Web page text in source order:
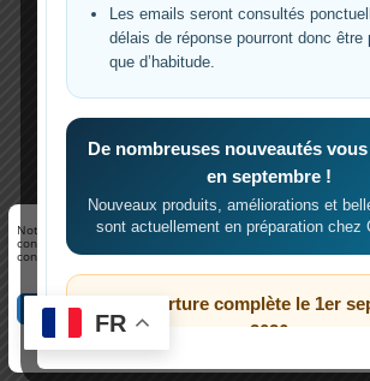
Notre site utilise des cookies pour améliorer votre
continuant à utiliser notre site, vous acceptez notre
conformément à notre politique de confidentialité.
ACCEPTER REFUSER
Politique de cookies
FR
Les emails seront consultés
délais de réponse pourront donc être
que d’habitude.
De nombreuses nouveautés
en septembre !
Nouveaux produits, améliorations et
sont actuellement en préparation chez
Réouverture complète le 1er
2026